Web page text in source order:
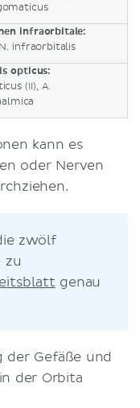
infraorbitale:
infraorbitalis
opticus:
(II), A.
kann es
oder Nerven
zwölf
zu
genau
der Gefäße und
der Orbita